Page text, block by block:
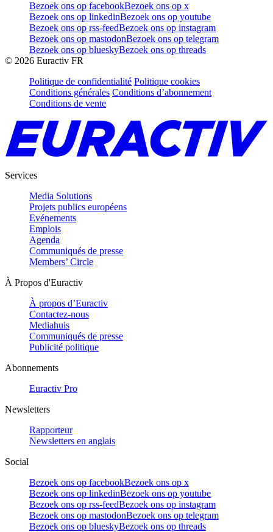
Bezoek ons op facebookBezoek ons op x
Bezoek ons op linkedinBezoek ons op youtube
Bezoek ons op rss-feedBezoek ons op instagram
Bezoek ons op mastodonBezoek ons op telegram
Bezoek ons op blueskyBezoek ons op threads
© 2026 Euractiv FR
Politique de confidentialité Politique cookies
Conditions générales Conditions d’abonnement
Conditions de vente
Services
Media Solutions
Projets publics européens
Evénements
Emplois
Agenda
Communiqués de presse
Members’ Circle
À Propos d'Euractiv
À propos d’Euractiv
Contactez-nous
Mediahuis
Communiqués de presse
Publicité politique
Abonnements
Euractiv Pro
Newsletters
Rapporteur
Newsletters en anglais
Social
Bezoek ons op facebookBezoek ons op x
Bezoek ons op linkedinBezoek ons op youtube
Bezoek ons op rss-feedBezoek ons op instagram
Bezoek ons op mastodonBezoek ons op telegram
Bezoek ons op blueskyBezoek ons op threads